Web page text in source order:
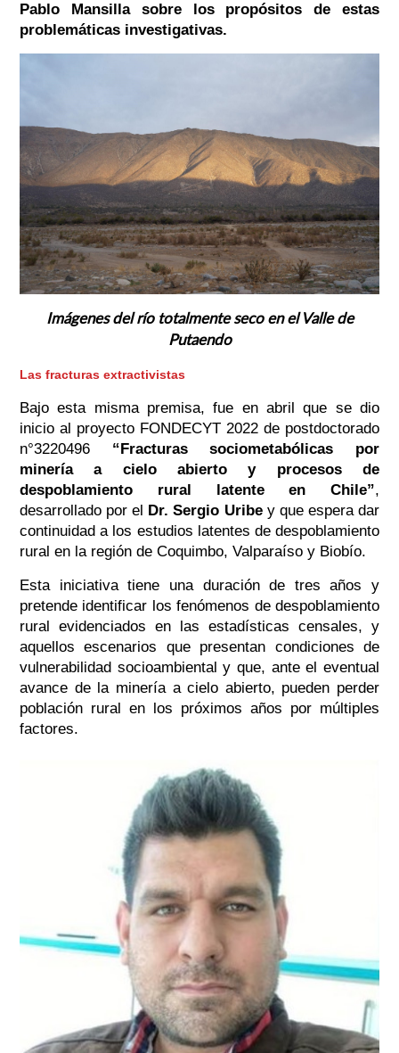
Pablo Mansilla sobre los propósitos de estas
problemáticas investigativas.
Imágenes del río totalmente seco en el Valle de
Putaendo
Las fracturas extractivistas
Bajo esta misma premisa, fue en abril que se dio
inicio al proyecto FONDECYT 2022 de postdoctorado
n°3220496 “Fracturas sociometabólicas por
minería a cielo abierto y procesos de
despoblamiento rural latente en Chile”,
desarrollado por el Dr. Sergio Uribey que espera dar
continuidad a los estudios latentes de despoblamiento
rural en la región de Coquimbo, Valparaíso y Biobío.
Esta iniciativa tiene una duración de tres años y
pretende identificar los fenómenos de despoblamiento
rural evidenciados en las estadísticas censales, y
aquellos escenarios que presentan condiciones de
vulnerabilidad socioambiental y que, ante el eventual
avance de la minería a cielo abierto, pueden perder
población rural en los próximos años por múltiples
factores.